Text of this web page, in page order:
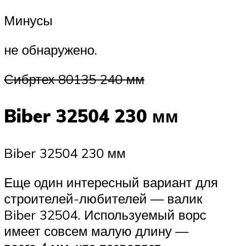
Минусы
не обнаружено.
Сибртех 80135 240 мм
Biber 32504 230 мм
Biber 32504 230 мм
Еще один интересный вариант для
строителей-любителей — валик
Biber 32504. Используемый ворс
имеет совсем малую длину —